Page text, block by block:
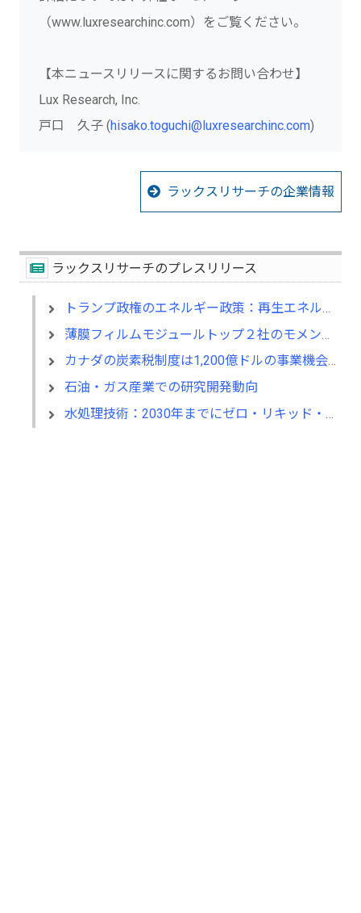
（www.luxresearchinc.com）をご覧ください。
【本ニュースリリースに関するお問い合わせ】
Lux Research, Inc.
戸口 久子 (hisako.toguchi@luxresearchinc.com)
ラックスリサーチの企業情報
ラックスリサーチのプレスリリース
トランプ政権のエネルギー政策：再生エネルギーや蓄電市場のモメンタムは継続
薄膜フィルムモジュールトップ２社のモメンタム比較
カナダの炭素税制度は1,200億ドルの事業機会を生む
石油・ガス産業での研究開発動向
水処理技術：2030年までにゼロ・リキッド・ディスチャージ市場は27億ドルへと成長